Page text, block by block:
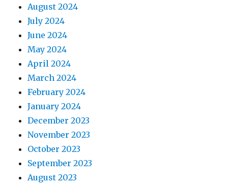
August 2024
July 2024
June 2024
May 2024
April 2024
March 2024
February 2024
January 2024
December 2023
November 2023
October 2023
September 2023
August 2023